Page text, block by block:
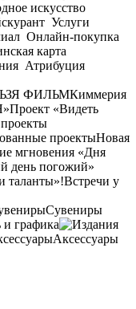
искусство
Услуги
Онлайн-покупка
карта
Атрибуция
ФИЛЬМКиммерия
Проект «Видеть
проектыНовая
мгновения «Дня
день погожий»
таланты»!Встречи у
Сувениры
графика
Аксессуары